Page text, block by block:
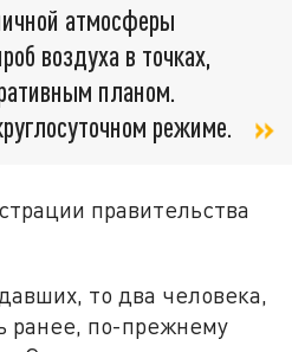
атмосферы
воздуха в точках,
планом.
режиме.
правительства
то два человека,
ранее, по-прежнему